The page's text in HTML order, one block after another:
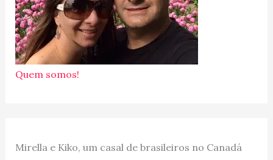
Quem somos!
Mirella e Kiko, um casal de brasileiros no Canadá